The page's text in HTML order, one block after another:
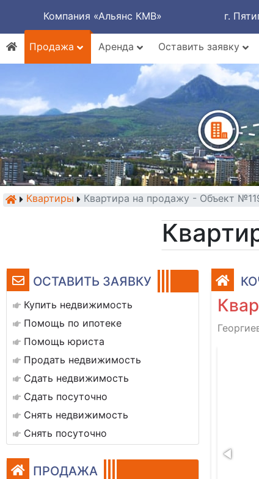
Компания «Альянс КМВ» г.
Продажа
Аренда Оставить заявку
Квартиры Квартира на продажу - Объект
ОСТАВИТЬ ЗАЯВКУ
Купить недвижимость
Помощь по ипотеке
Помощь юриста
Продать недвижимость
Сдать недвижимость
Сдать посуточно
Снять недвижимость
Снять посуточно
ПРОДАЖА
0a4a-42e3-b255-94e9369e84f9